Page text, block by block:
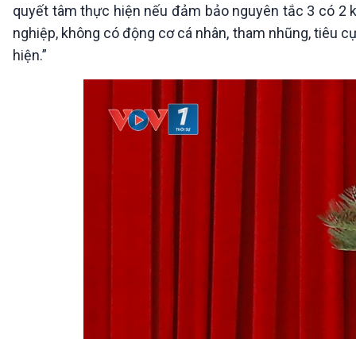
quyết tâm thực hiện nếu đảm bảo nguyên tắc 3 có 2
nghiệp, không có động cơ cá nhân, tham nhũng, tiêu
hiện.”